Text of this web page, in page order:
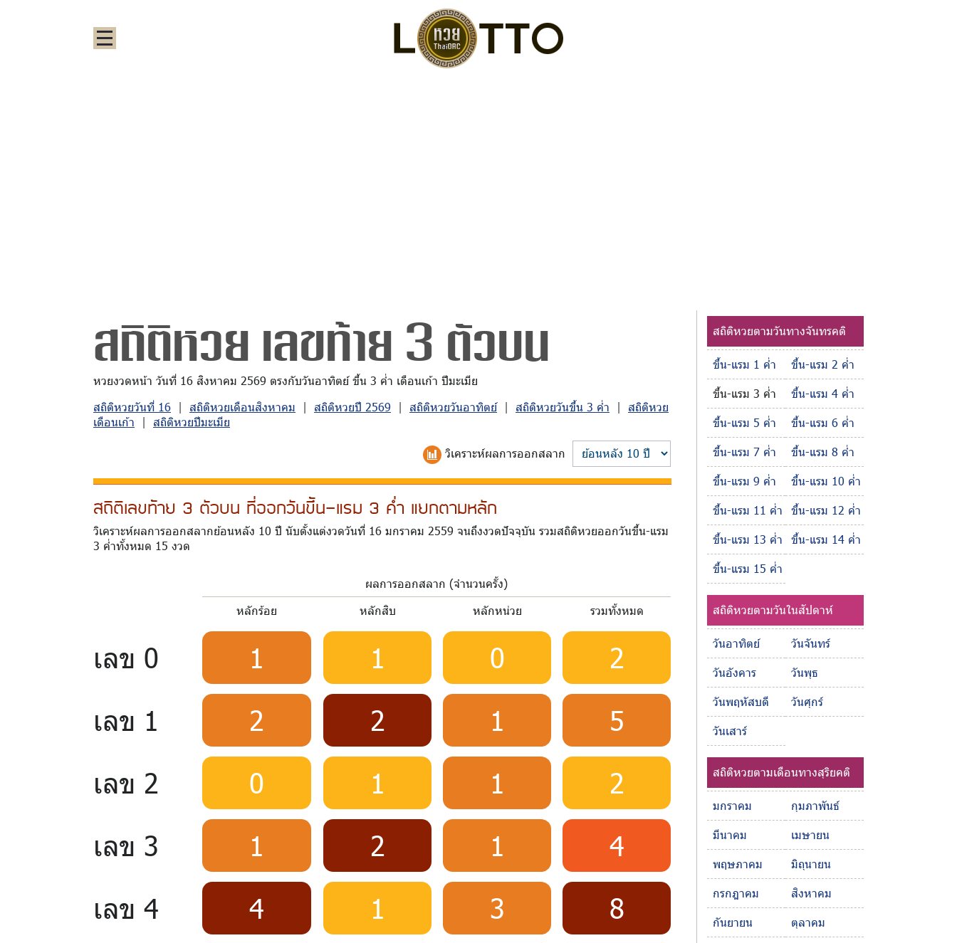
สถิติหวย เลขท้าย 3 ตัวบน
หวยงวดหน้า วันที่ 16 สิงหาคม 2569 ตรงกับวันอาทิตย์ ขึ้น 3 ค่ำ เดือนเก้า ปีมะเมีย
สถิติหวยวันที่ 16 | สถิติหวยเดือนสิงหาคม | สถิติหวยปี 2569 | สถิติหวยวันอาทิตย์| สถิติหวยวันขึ้น 3 ค่ำ | สถิติหวย
เดือนเก้า | สถิติหวยปีมะเมีย
วิเคราะห์ผลการออกสลาก
สถิติเลขท้าย 3 ตัวบน ที่ออกวันขึ้น-แรม 3 ค่ำ แยกตามหลัก
วิเคราะห์ผลการออกสลากย้อนหลัง 10 ปี นับตั้งแต่งวดวันที่ 16 มกราคม 2559 จนถึงงวดปัจจุบัน รวมสถิติหวยออกวันขึ้น-แรม
3 ค่ำทั้งหมด 15 งวด
ผลการออกสลาก (จำนวนครั้ง)
หลักร้อย
หลักสิบ หลักหน่วย รวมทั้งหมด
เลข 0 1 1 0
2
เลข 1
2 2 1
5
เลข 2
0 1 1
2
เลข 3
1 2 1
4
เลข 4
4 1 3
8
สถิติหวยตามวันทางจันทรคติ
ขึ้น-แรม 1 ค่ำ
ขึ้น-แรม 2 ค่ำ
ขึ้น-แรม 3 ค่ำ
ขึ้น-แรม 4 ค่ำ
ขึ้น-แรม 5 ค่ำ
ขึ้น-แรม 6 ค่ำ
ขึ้น-แรม 7 ค่ำ
ขึ้น-แรม 8 ค่ำ
ขึ้น-แรม 9 ค่ำ
ขึ้น-แรม 10 ค่ำ
ขึ้น-แรม 11 ค่ำ
ขึ้น-แรม 12 ค่ำ
ขึ้น-แรม 13 ค่ำ
ขึ้น-แรม 14 ค่ำ
ขึ้น-แรม 15 ค่ำ
สถิติหวยตามวันในสัปดาห์
วันอาทิตย์
วันจันทร์
วันอังคาร
วันพุธ
วันพฤหัสบดี
วันศุกร์
วันเสาร์
สถิติหวยตามเดือนทางสุริยคติ
มกราคม
กุมภาพันธ์
มีนาคม
เมษายน
พฤษภาคม
มิถุนายน
กรกฎาคม
สิงหาคม
กันยายน
ตุลาคม